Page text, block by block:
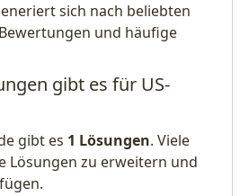
sich nach beliebten
und häufige
gibt es für US-
gibt es 1 Lösungen. Viele
Lösungen zu erweitern und